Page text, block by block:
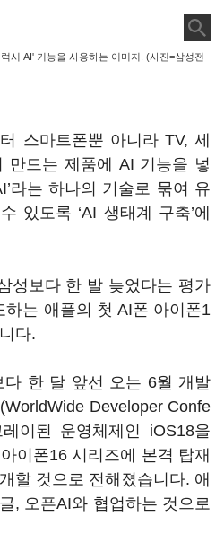
시 AI' 기능을 사용하는 이미지. (사진=삼성전
스마트폰뿐 아니라 TV, 세
만드는 제품에 AI 기능을 넣
라는 하나의 기술로 묶여 유
있도록 ‘AI 생태계 구축’에
성보다 한 발 늦었다는 평가
하는 애플의 첫 AI폰 아이폰1
다.
다 한 달 앞선 오는 6월 개발
Developer Confe
이된 운영체제인 iOS18을
이폰16 시리즈에 본격 탑재
할 것으로 전해졌습니다. 애
, 오픈AI와 협업하는 것으로